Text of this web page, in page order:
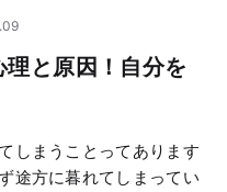
と原因！自分を
しまうことってあります
途方に暮れてしまってい